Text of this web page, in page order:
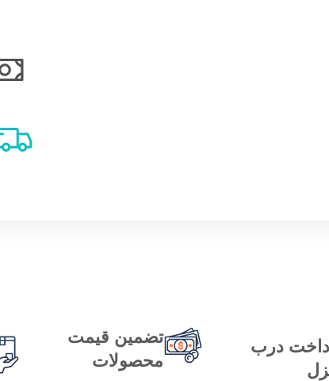
درب
تضمین قیمت
محصولات